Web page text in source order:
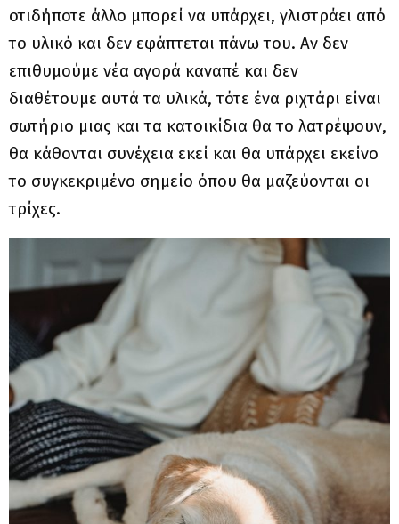
οτιδήποτε άλλο μπορεί να υπάρχει, γλιστράει από
το υλικό και δεν εφάπτεται πάνω του. Αν δεν
επιθυμούμε νέα αγορά καναπέ και δεν
διαθέτουμε αυτά τα υλικά, τότε ένα ριχτάρι είναι
σωτήριο μιας και τα κατοικίδια θα το λατρέψουν,
θα κάθονται συνέχεια εκεί και θα υπάρχει εκείνο
το συγκεκριμένο σημείο όπου θα μαζεύονται οι
τρίχες.